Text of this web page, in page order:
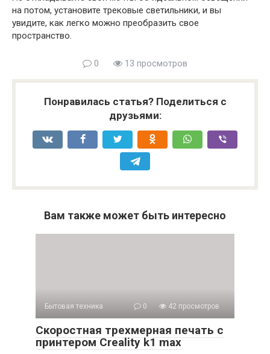
на потом, установите трековые светильники, и вы
увидите, как легко можно преобразить свое
пространство.
0 13 просмотров
Понравилась статья? Поделиться с
друзьями:
Вам также может быть интересно
Бытовая техника 0 42 просмотров
Скоростная трехмерная печать с
принтером Creality k1 max